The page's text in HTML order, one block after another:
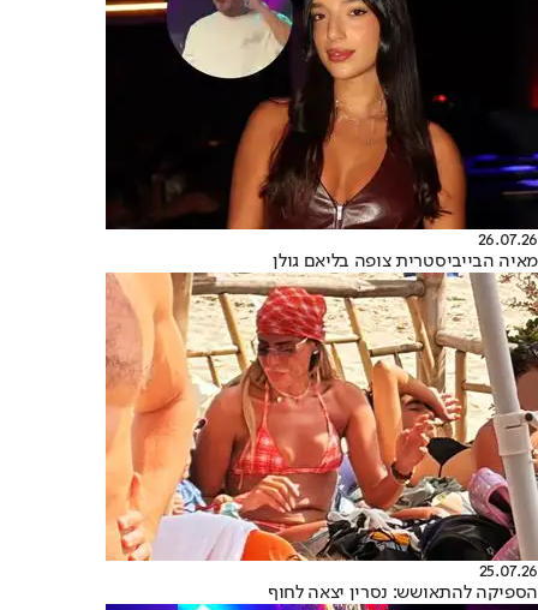
26.07.26
מאיה הבייביסטרית צופה בליאם גולן
25.07.26
הספיקה להתאושש: נסרין יצאה לחוף